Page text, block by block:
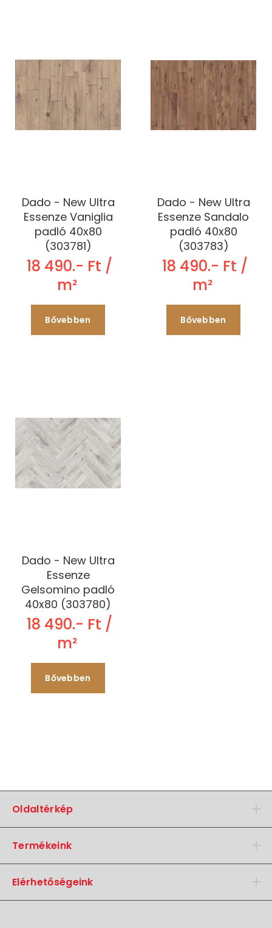
Dado - New Ultra
Essenze Vaniglia
padló 40x80
(303781)
18 490.- Ft /
m²
Bővebben
Dado - New Ultra
Essenze Sandalo
padló 40x80
(303783)
18 490.- Ft /
m²
Bővebben
Dado - New Ultra
Essenze
Gelsomino padló
40x80 (303780)
18 490.- Ft /
m²
Bővebben
Oldaltérkép
Termékeink
Elérhetőségeink